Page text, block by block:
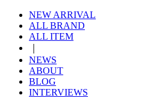
NEW ARRIVAL
ALL BRAND
ALL ITEM
NEWS
ABOUT
BLOG
INTERVIEWS